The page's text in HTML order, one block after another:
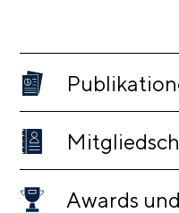
Awards